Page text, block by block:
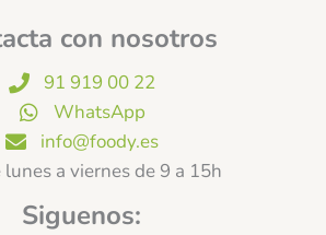
con nosotros
91 919 00 22
WhatsApp
info@foody.es
lunes a viernes de 9 a 15h
Siguenos: